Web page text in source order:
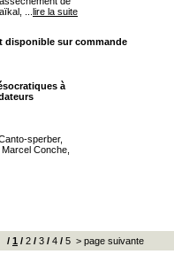
... lire la suite
disponible sur commande
à
sperber,
Conche,
/ 1 / 2 / 3 / 4 / 5 > page suivante